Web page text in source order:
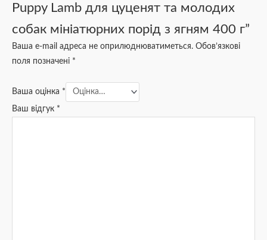
Puppy Lamb для цуценят та молодих
собак мініатюрних порід з ягням 400 г”
Ваша e-mail адреса не оприлюднюватиметься. Обов’язкові
поля позначені *
Ваша оцінка *
Ваш відгук *